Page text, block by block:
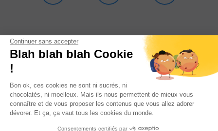
Politique de confidentialité
Mentions légales Cookies
Honoraires
Continuer sans accepter
Blah blah blah Cookie
!
Bon ok, ces cookies ne sont ni sucrés, ni
chocolatés, ni moelleux. Mais ils nous permettent de mieux vous
connaître et de vous proposer les contenus que vous allez adorer
dévorer. Et ça, ça vaut tous les cookies du monde.
Consentements certifiés par